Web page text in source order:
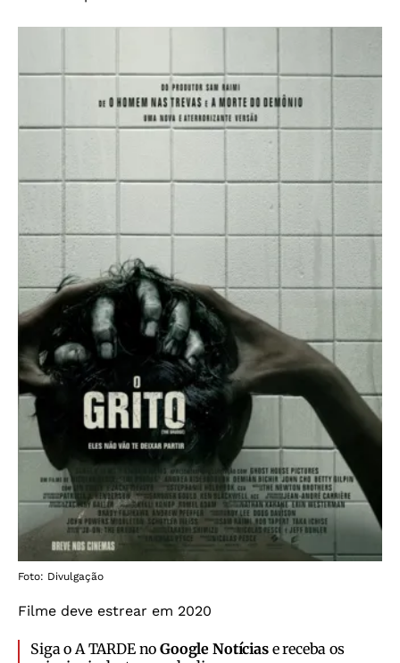
Foto: Divulgação
Filme deve estrear em 2020
Siga o A TARDE noGoogle Notíciase receba os